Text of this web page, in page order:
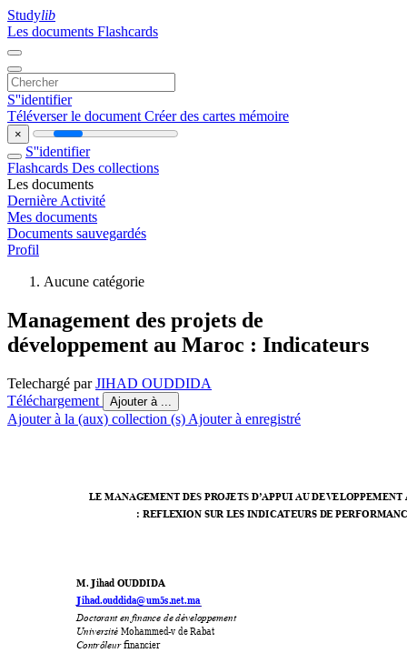
Studylib
Les documents Flashcards
S''identifier
Téléverser le document Créer des cartes mémoire
×
S''identifier
Flashcards Des collections
Les documents
Dernière Activité
Mes documents
Documents sauvegardés
Profil
Aucune catégorie
Management des projets de
développement au Maroc : Indicateurs
Telechargé parJIHAD OUDDIDA
Téléchargement
Ajouter à ...
Ajouter à la (aux) collection (s) Ajouter à enregistré
LE MANAGEMENT DES PROJETS D’APPUI AU DEVELOPPEMENT
: REFLEXION SUR LES INDICATEURS DE
M. Jihad OUDDIDA
Jihad.ouddida@um5s.net.ma
Doctorant en finance de développement
Université Mohammed-v de Rabat
Contrôleur financier